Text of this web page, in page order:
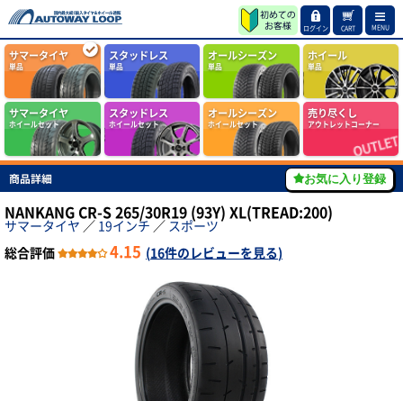
ログイン CART MENU
サマータイヤ
単品
スタッドレス
単品
オールシーズン
単品
ホイール
単品
サマータイヤ
ホイールセット
スタッドレス
ホイールセット
オールシーズン
ホイールセット
売り尽くし
アウトレットコーナー
商品詳細 お気に入り登録
NANKANG CR-S 265/30R19 (93Y) XL(TREAD:200)
サマータイヤ ／ 19インチ ／ スポーツ
総合評価
4.15 (16件のレビューを見る)